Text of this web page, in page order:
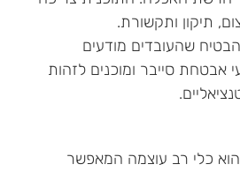
תיקון ותקשורת.
שהעובדים מודעים
אבטחת סייבר ומוכנים לזהות
כלי רב עוצמה המאפשר